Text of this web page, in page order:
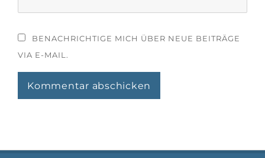
BENACHRICHTIGE MICH ÜBER NEUE BEITRÄGE
VIA E-MAIL.